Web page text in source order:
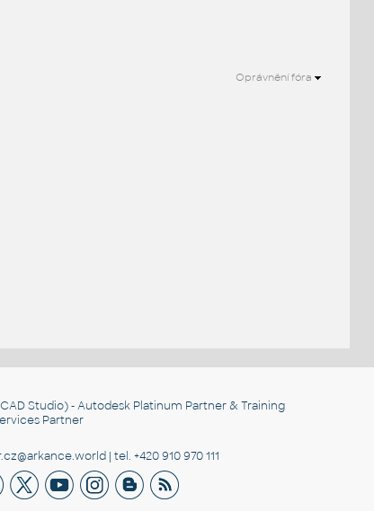
Oprávnění fóra
Studio) - Autodesk Platinum Partner & Training
Partner
| tel. +420 910 970 111